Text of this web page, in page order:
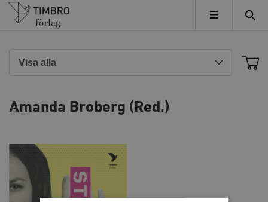
Timbro
MENY
Amanda Broberg (Red.)